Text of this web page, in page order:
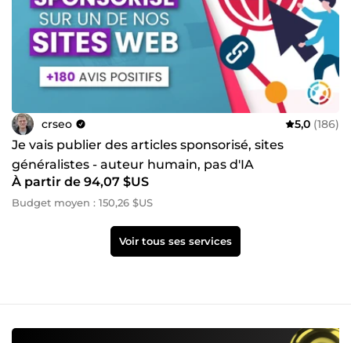
crseo 5,0 (186)
Je vais publier des articles sponsorisé, sites
généralistes - auteur humain, pas d'IA
À partir de 94,07 $US
Budget moyen : 150,26 $US
Voir tous ses services